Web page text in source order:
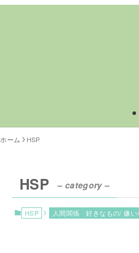
ホーム HSP
HSP – category –
HSP 人間関係 好きなもの/ 嫌い